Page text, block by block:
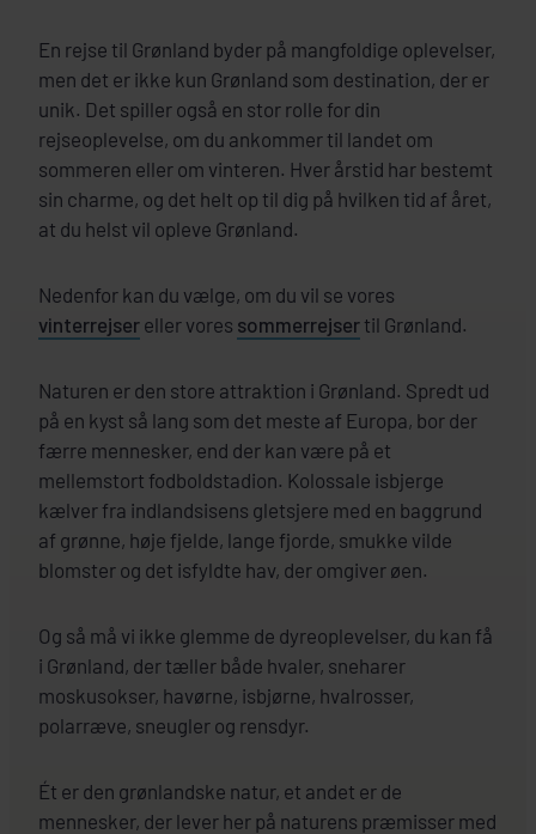
En rejse til Grønland byder på mangfoldige oplevelser,
men det er ikke kun Grønland som destination, der er
unik. Det spiller også en stor rolle for din
rejseoplevelse, om du ankommer til landet om
sommeren eller om vinteren. Hver årstid har bestemt
sin charme, og det helt op til dig på hvilken tid af året,
at du helst vil opleve Grønland.
Nedenfor kan du vælge, om du vil se vores
vinterrejser eller vores sommerrejser til Grønland.
Naturen er den store attraktion i Grønland. Spredt ud
på en kyst så lang som det meste af Europa, bor der
færre mennesker, end der kan være på et
mellemstort fodboldstadion. Kolossale isbjerge
kælver fra indlandsisens gletsjere med en baggrund
af grønne, høje fjelde, lange fjorde, smukke vilde
blomster og det isfyldte hav, der omgiver øen.
Og så må vi ikke glemme de dyreoplevelser, du kan få
i Grønland, der tæller både hvaler, sneharer
moskusokser, havørne, isbjørne, hvalrosser,
polarræve, sneugler og rensdyr.
Ét er den grønlandske natur, et andet er de
mennesker, der lever her på naturens præmisser med